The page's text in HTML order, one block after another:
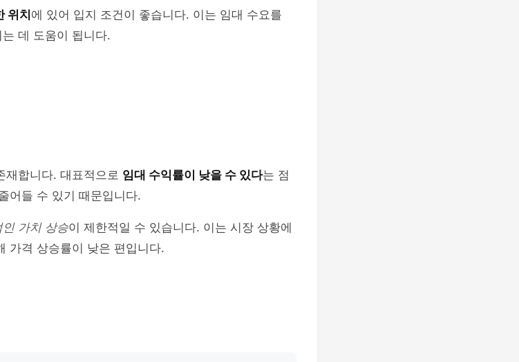
위치 에 있어 입지 조건이 좋습니다. 이는 임대 수요를
데 도움이 됩니다.
재합니다. 대표적으로 임대 수익률이 낮을 수 있다는 점
어들 수 있기 때문입니다.
인 가치 상승이 제한적일 수 있습니다. 이는 시장 상황에
가격 상승률이 낮은 편입니다.